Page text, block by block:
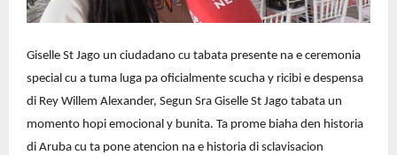
Giselle St Jago un ciudadano cu tabata presente na e ceremonia
special cu a tuma luga pa oficialmente scucha y ricibi e despensa
di Rey Willem Alexander, Segun Sra Giselle St Jago tabata un
momento hopi emocional y bunita. Ta prome biaha den historia
di Aruba cu ta pone atencion na e historia di sclavisacion